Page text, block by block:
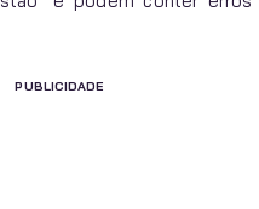
PUBLICIDADE